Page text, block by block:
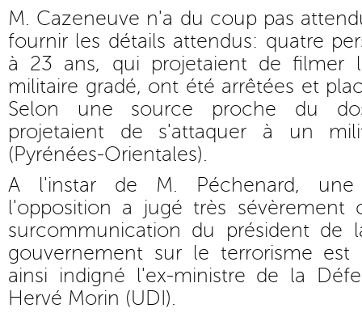
M. Cazeneuve n'a du coup pas
fournir les détails attendus: quatre
à 23 ans, qui projetaient de filmer
militaire gradé, ont été arrêtées et
Selon une source proche du
projetaient de s'attaquer à un
(Pyrénées-Orientales).
A l'instar de M. Péchenard,
l'opposition a jugé très sévèrement
surcommunication du président de
gouvernement sur le terrorisme est
ainsi indigné l'ex-ministre de la
Hervé Morin (UDI).